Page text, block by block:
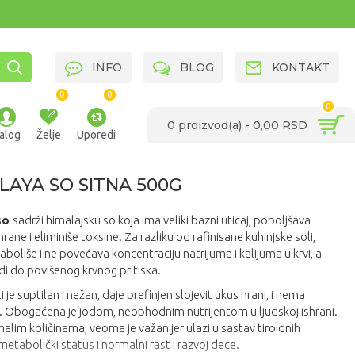
INFO BLOG KONTAKT
Želje
0
Uporedi
0
0 proizvod(a) - 0,00 RSD
0
SO SITNA 500G
sadrži himalajsku so koja ima veliki bazni uticaj, poboljšava
i eliminiše toksine. Za razliku od rafinisane kuhinjske soli,
i ne povećava koncentraciju natrijuma i kalijuma u krvi, a
do povišenog krvnog pritiska.
je suptilan i nežan, daje prefinjen slojevit ukus hrani, i nema
Obogaćena je jodom, neophodnim nutrijentom u ljudskoj ishrani.
količinama, veoma je važan jer ulazi u sastav tiroidnih
status i normalni rast i razvoj dece.